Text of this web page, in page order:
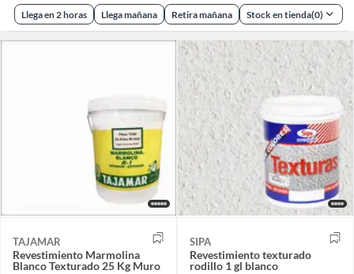
Llega en 2 horas Llega mañana Retira mañana Stock en tienda(0)
TAJAMAR
Revestimiento Marmolina
Blanco Texturado 25 Kg Muro
SIPA
Revestimiento texturado
rodillo 1 gl blanco